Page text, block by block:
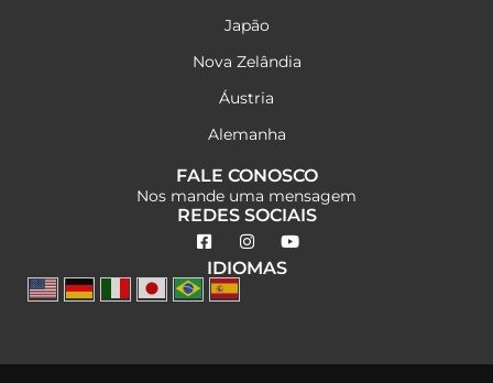
Japão
Nova Zelândia
Áustria
Alemanha
FALE CONOSCO
Nos mande uma mensagem
REDES SOCIAIS
IDIOMAS